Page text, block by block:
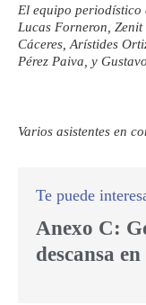
El equipo periodístico
Lucas Forneron,
Cáceres, Arístides
Pérez Paiva, y
Varios asistentes en
Anexo C:
descansa